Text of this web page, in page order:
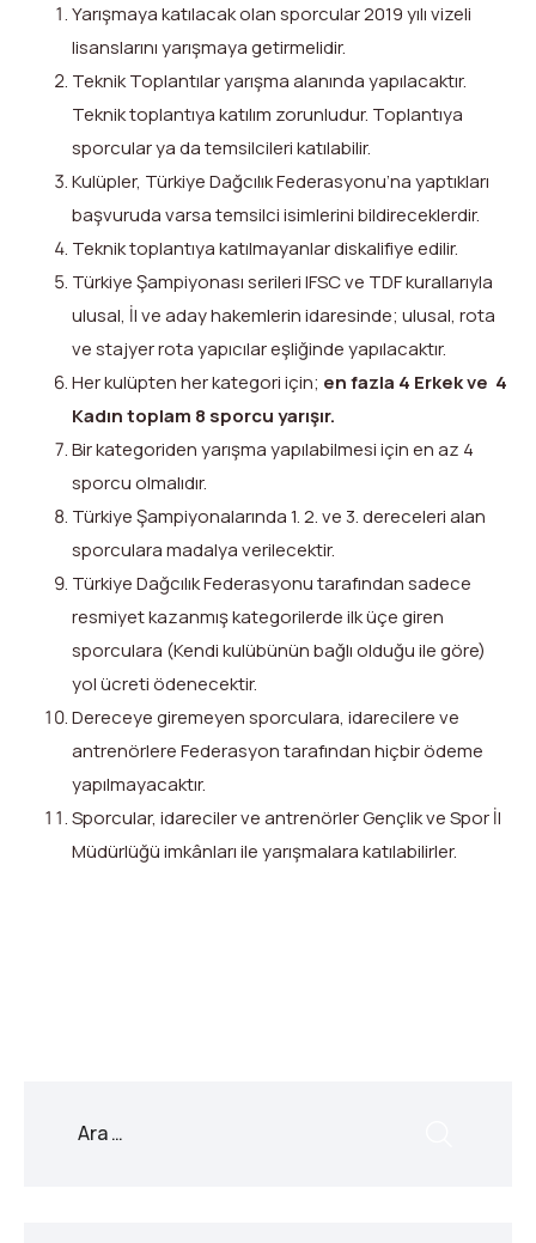
Yarışmaya katılacak olan sporcular 2019 yılı vizeli
lisanslarını yarışmaya getirmelidir.
Teknik Toplantılar yarışma alanında yapılacaktır.
Teknik toplantıya katılım zorunludur. Toplantıya
sporcular ya da temsilcileri katılabilir.
Kulüpler, Türkiye Dağcılık Federasyonu’na yaptıkları
başvuruda varsa temsilci isimlerini bildireceklerdir.
Teknik toplantıya katılmayanlar diskalifiye edilir.
Türkiye Şampiyonası serileri IFSC ve TDF kurallarıyla
ulusal, İl ve aday hakemlerin idaresinde; ulusal, rota
ve stajyer rota yapıcılar eşliğinde yapılacaktır.
Her kulüpten her kategori için; en fazla 4 Erkek ve 4
Kadın toplam 8 sporcu yarışır.
Bir kategoriden yarışma yapılabilmesi için en az 4
sporcu olmalıdır.
Türkiye Şampiyonalarında 1. 2. ve 3. dereceleri alan
sporculara madalya verilecektir.
Türkiye Dağcılık Federasyonu tarafından sadece
resmiyet kazanmış kategorilerde ilk üçe giren
sporculara (Kendi kulübünün bağlı olduğu ile göre)
yol ücreti ödenecektir.
Dereceye giremeyen sporculara, idarecilere ve
antrenörlere Federasyon tarafından hiçbir ödeme
yapılmayacaktır.
Sporcular, idareciler ve antrenörler Gençlik ve Spor İl
Müdürlüğü imkânları ile yarışmalara katılabilirler.